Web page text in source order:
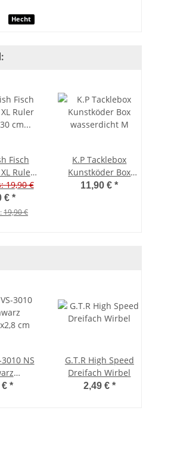
Hecht
Fisch
Ruler
cm mit
19,90 €
€*
19,90 €
K.P Tacklebox
Kunstköder Box
wasserdicht M
11,90 €*
NS
cm
€ *
G.T.R High Speed
Dreifach Wirbel
2,49 € *